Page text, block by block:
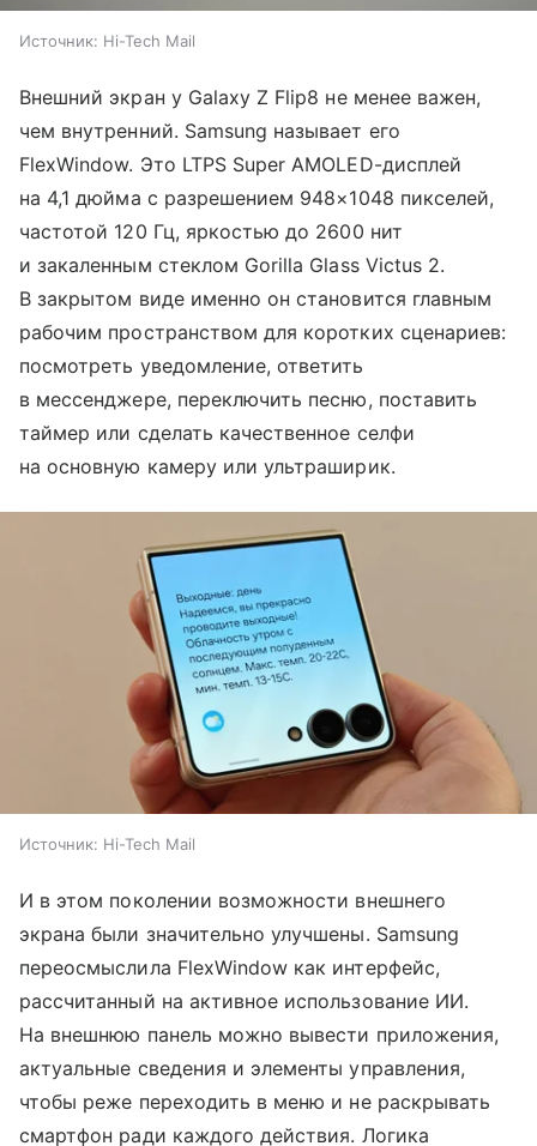
Источник: Hi-Tech Mail
Внешний экран у Galaxy Z Flip8 не менее важен,
чем внутренний. Samsung называет его
FlexWindow. Это LTPS Super AMOLED-дисплей
на 4,1 дюйма с разрешением 948×1048 пикселей,
частотой 120 Гц, яркостью до 2600 нит
и закаленным стеклом Gorilla Glass Victus 2.
В закрытом виде именно он становится главным
рабочим пространством для коротких сценариев:
посмотреть уведомление, ответить
в мессенджере, переключить песню, поставить
таймер или сделать качественное селфи
на основную камеру или ультраширик.
Источник: Hi-Tech Mail
И в этом поколении возможности внешнего
экрана были значительно улучшены. Samsung
переосмыслила FlexWindow как интерфейс,
рассчитанный на активное использование ИИ.
На внешнюю панель можно вывести приложения,
актуальные сведения и элементы управления,
чтобы реже переходить в меню и не раскрывать
смартфон ради каждого действия. Логика